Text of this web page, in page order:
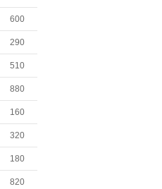
600
290
510
880
160
320
180
820